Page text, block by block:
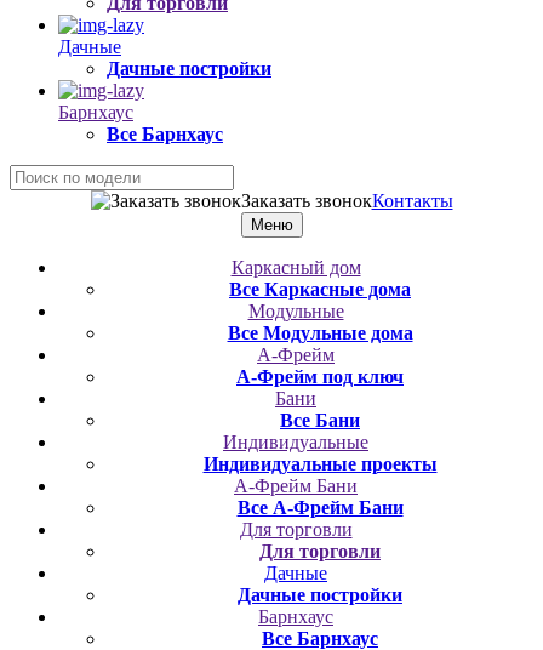
Дачные
Дачные постройки
Барнхаус
Все Барнхаус
Заказать звонокКонтакты
Меню
Каркасный дом
Все Каркасные дома
Модульные
Все Модульные дома
А-Фрейм
А-Фрейм под ключ
Бани
Все Бани
Индивидуальные
Индивидуальные проекты
А-Фрейм Бани
Все А-Фрейм Бани
Для торговли
Для торговли
Дачные
Дачные постройки
Барнхаус
Все Барнхаус